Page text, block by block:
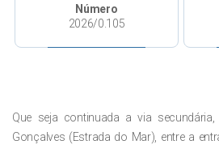
Número
2026/0.105
Que seja continuada a via
Gonçalves (Estrada do Mar), entre a